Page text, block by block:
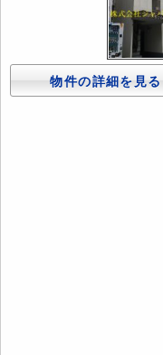
物件の詳細を見る